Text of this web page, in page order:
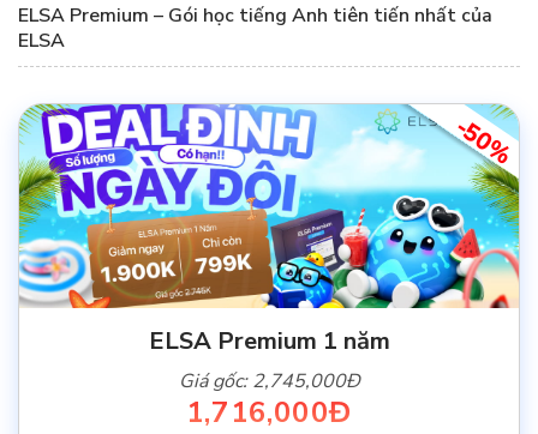
ELSA Premium – Gói học tiếng Anh tiên tiến nhất của
ELSA
-50%
ELSA Premium 1 năm
Giá gốc: 2,745,000Đ
1,716,000Đ